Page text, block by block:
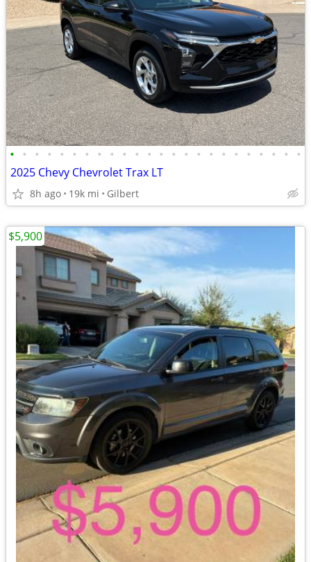
• • • • • • • • • • • • • • • • • • • • • • • •
2025 Chevy Chevrolet Trax LT
8h ago 19k mi Gilbert
$5,900